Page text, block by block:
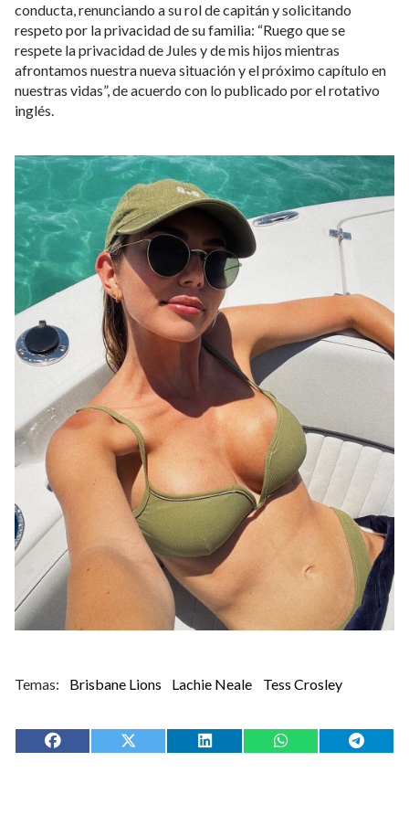
conducta, renunciando a su rol de capitán y solicitando
respeto por la privacidad de su familia: “Ruego que se
respete la privacidad de Jules y de mis hijos mientras
afrontamos nuestra nueva situación y el próximo capítulo en
nuestras vidas”, de acuerdo con lo publicado por el rotativo
inglés.
Brisbane Lions Lachie Neale Tess Crosley